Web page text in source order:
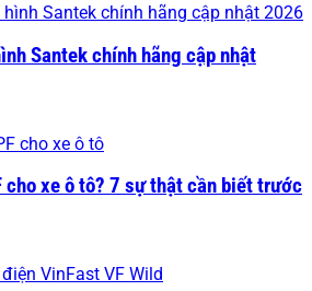
Santek chính hãng cập nhật
cho xe ô tô? 7 sự thật cần biết trước